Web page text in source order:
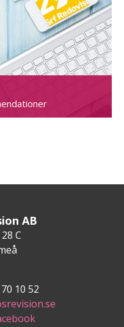
AB
C
10 52